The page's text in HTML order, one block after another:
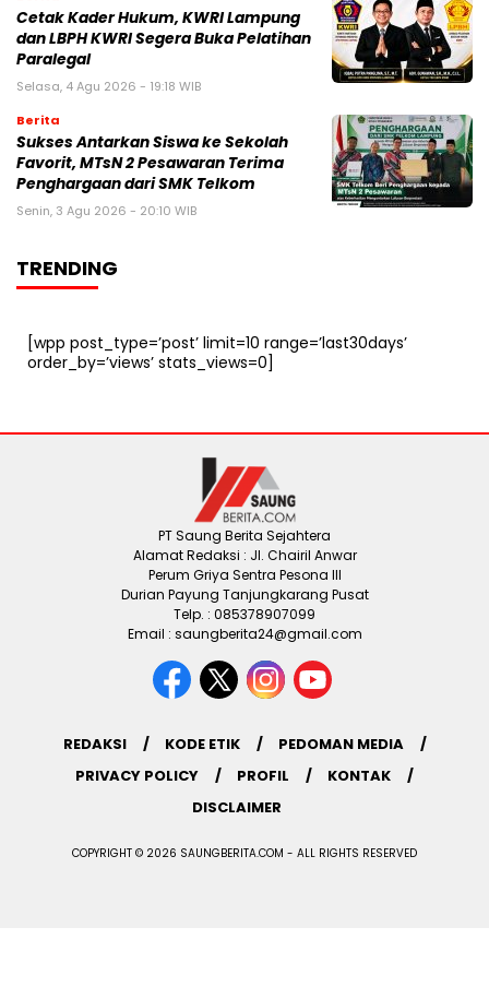
Cetak Kader Hukum, KWRI Lampung
dan LBPH KWRI Segera Buka Pelatihan
Paralegal
Selasa, 4 Agu 2026 - 19:18 WIB
Berita
Sukses Antarkan Siswa ke Sekolah
Favorit, MTsN 2 Pesawaran Terima
Penghargaan dari SMK Telkom
Senin, 3 Agu 2026 - 20:10 WIB
TRENDING
[wpp post_type=’post’ limit=10 range=’last30days’
order_by=’views’ stats_views=0]
PT Saung Berita Sejahtera
Alamat Redaksi : Jl. Chairil Anwar
Perum Griya Sentra Pesona III
Durian Payung Tanjungkarang Pusat
Telp. : 085378907099
Email : saungberita24@gmail.com
REDAKSI KODE ETIK
PEDOMAN MEDIA
PRIVACY POLICY
PROFIL
KONTAK
DISCLAIMER
COPYRIGHT © 2026 SAUNGBERITA.COM - ALL RIGHTS RESERVED